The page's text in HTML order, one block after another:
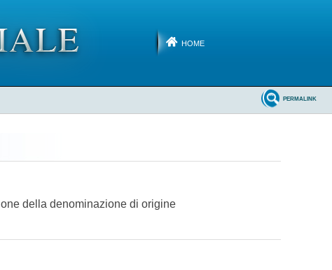
HOME
PERMALINK
della denominazione di origine